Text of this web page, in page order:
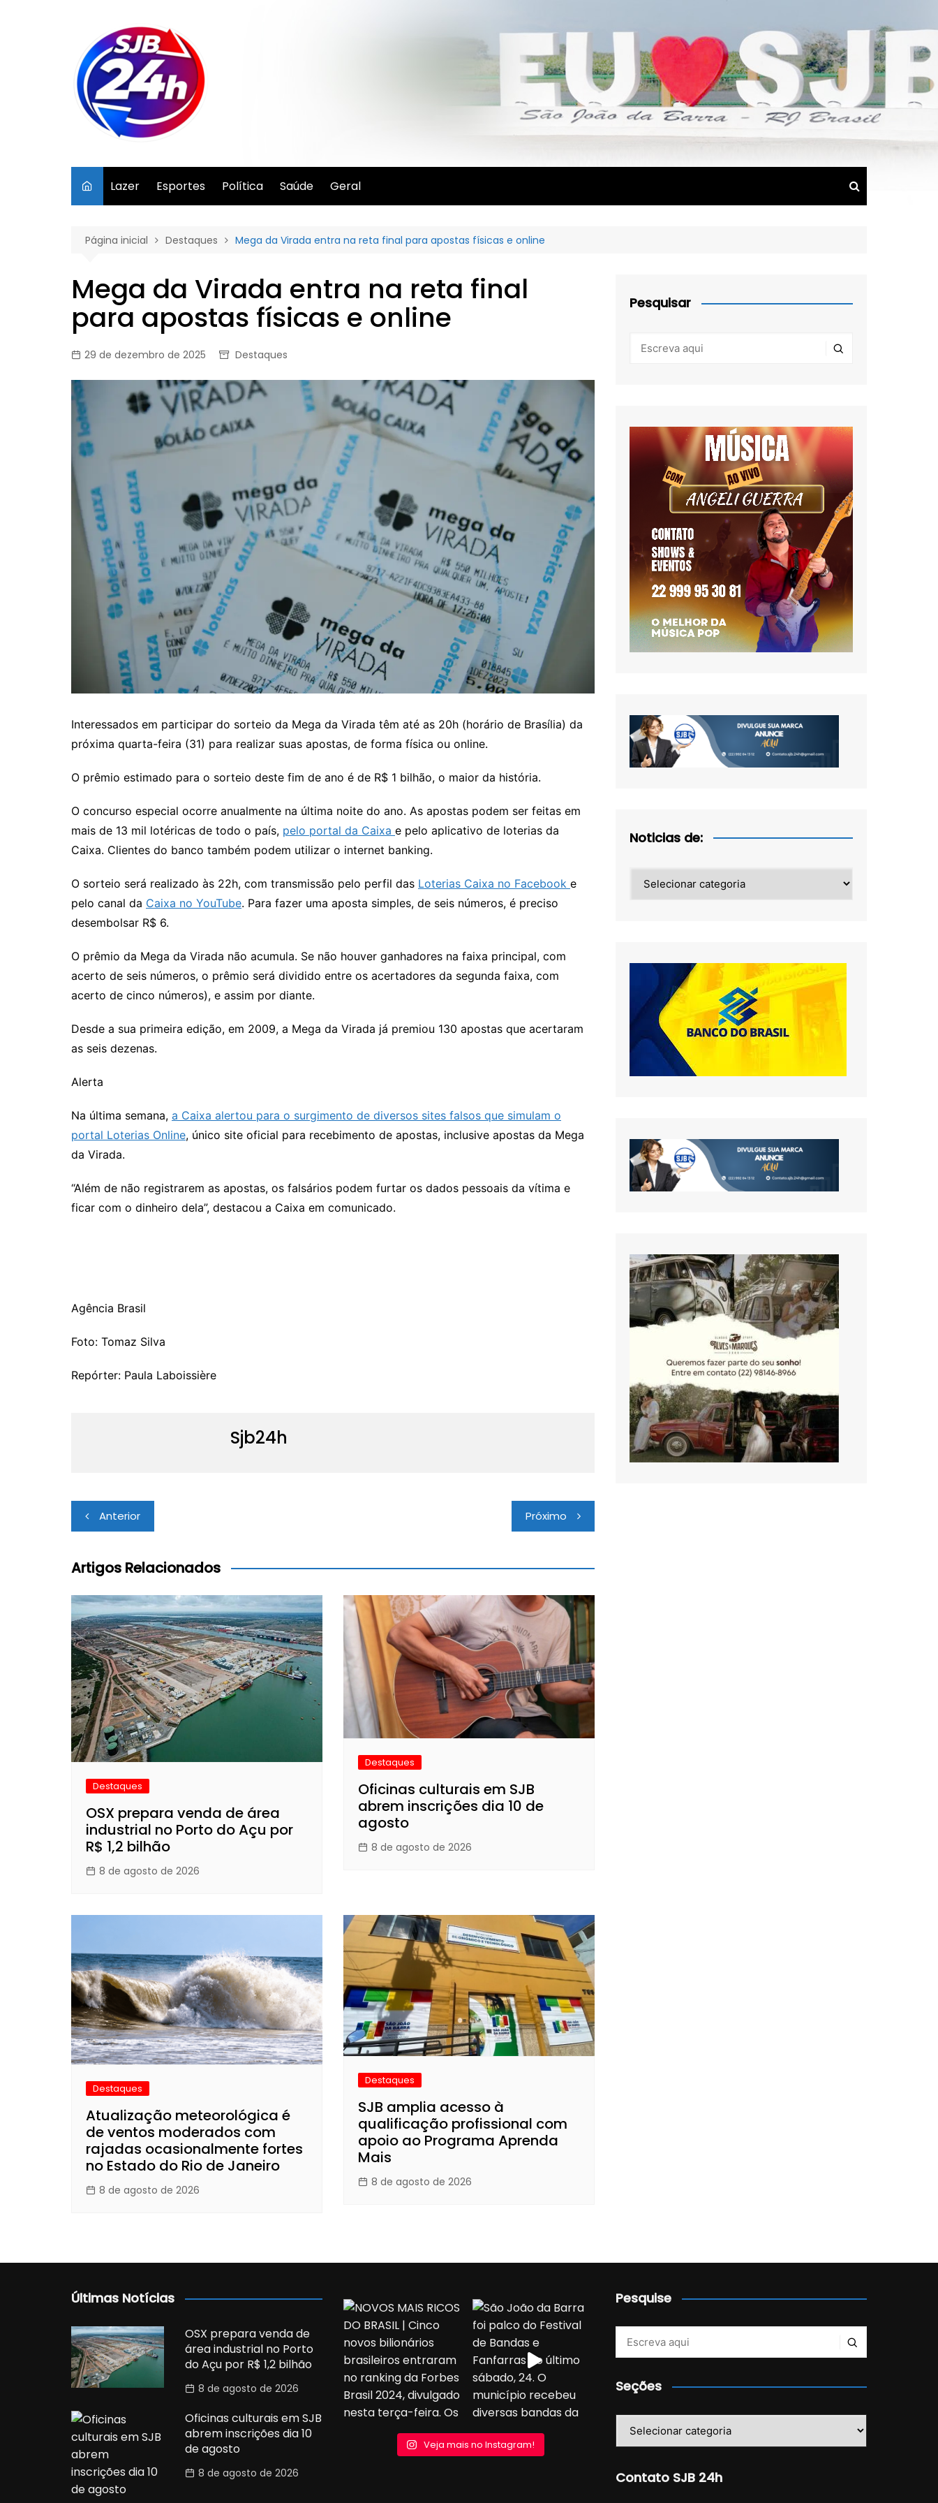
Lazer Esportes Política Saúde Geral
Página inicial Destaques Mega da Virada entra na reta final para apostas físicas e online
Mega da Virada entra na reta final
para apostas físicas e online
29 de dezembro de 2025 Destaques
Interessados em participar do sorteio da Mega da Virada têm até as 20h (horário de Brasília) da
próxima quarta-feira (31) para realizar suas apostas, de forma física ou online.
O prêmio estimado para o sorteio deste fim de ano é de R$ 1 bilhão, o maior da história.
O concurso especial ocorre anualmente na última noite do ano. As apostas podem ser feitas em
mais de 13 mil lotéricas de todo o país, pelo portal da Caixa e pelo aplicativo de loterias da
Caixa. Clientes do banco também podem utilizar o internet banking.
O sorteio será realizado às 22h, com transmissão pelo perfil das Loterias Caixa no Facebook e
pelo canal da Caixa no YouTube. Para fazer uma aposta simples, de seis números, é preciso
desembolsar R$ 6.
O prêmio da Mega da Virada não acumula. Se não houver ganhadores na faixa principal, com
acerto de seis números, o prêmio será dividido entre os acertadores da segunda faixa, com
acerto de cinco números), e assim por diante.
Desde a sua primeira edição, em 2009, a Mega da Virada já premiou 130 apostas que acertaram
as seis dezenas.
Alerta
Na última semana, a Caixa alertou para o surgimento de diversos sites falsos que simulam o
portal Loterias Online, único site oficial para recebimento de apostas, inclusive apostas da Mega
da Virada.
“Além de não registrarem as apostas, os falsários podem furtar os dados pessoais da vítima e
ficar com o dinheiro dela”, destacou a Caixa em comunicado.
Agência Brasil
Foto: Tomaz Silva
Repórter: Paula Laboissière
Sjb24h
Navegação
de
Post
Anterior Próximo
Artigos Relacionados
Destaques
OSX prepara venda de área
industrial no Porto do Açu por
R$ 1,2 bilhão
8 de agosto de 2026
Destaques
Oficinas culturais em SJB
abrem inscrições dia 10 de
agosto
8 de agosto de 2026
Destaques
Atualização meteorológica é
de ventos moderados com
rajadas ocasionalmente fortes
no Estado do Rio de Janeiro
8 de agosto de 2026
Destaques
SJB amplia acesso à
qualificação profissional com
apoio ao Programa Aprenda
Mais
8 de agosto de 2026
Pesquisar
Noticias de:
de:
Últimas Notícias
OSX prepara venda de
área industrial no Porto
do Açu por R$ 1,2 bilhão
8 de agosto de 2026
Oficinas culturais em SJB
abrem inscrições dia 10
de agosto
8 de agosto de 2026
Veja mais no Instagram!
Pesquise
Seções
Contato SJB 24h